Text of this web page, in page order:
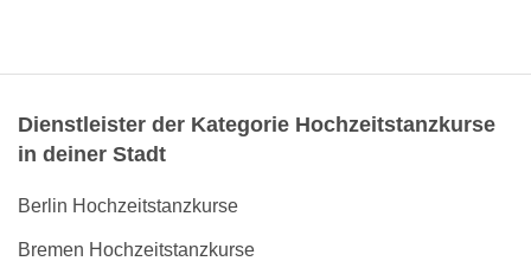
Dienstleister der Kategorie Hochzeitstanzkurse
in deiner Stadt
Berlin Hochzeitstanzkurse
Bremen Hochzeitstanzkurse